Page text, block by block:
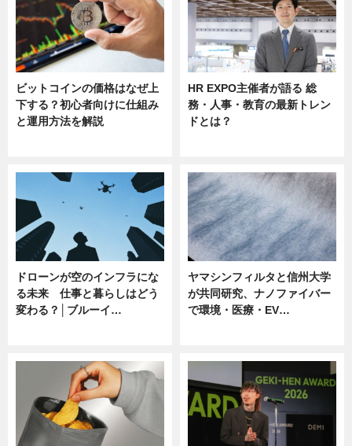
ビットコインの価格はなぜ上
下する？初心者向けに仕組み
と運用方法を解説
HR EXPO主催者が語る 総
務・人事・教育の最新トレン
ドとは？
ドローンが空のインフラにな
る未来 仕事と暮らしはどう
変わる？│ブルーイ…
ヤマシンフィルタと信州大学
が共同研究、ナノファイバー
で環境・医療・EV…